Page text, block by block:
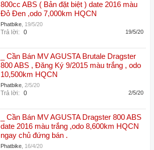
800cc ABS ( Bản đặt biệt ) date 2016 màu
Đỏ Đen ,odo 7,000km HQCN
Phatbike 19/5/20
Trả lời: 0 19/5/20
_ Cần Bán MV AGUSTA Brutale Dragster
800 ABS , Đăng Ký 9/2015 màu trắng , odo
10,500km HQCN
Phatbike 2/5/20
Trả lời: 0 2/5/20
_ Cần Bán MV AGUSTA Dragster 800 ABS
date 2016 màu trắng ,odo 8,600km HQCN
ngay chủ đứng bán .
Phatbike 16/4/20